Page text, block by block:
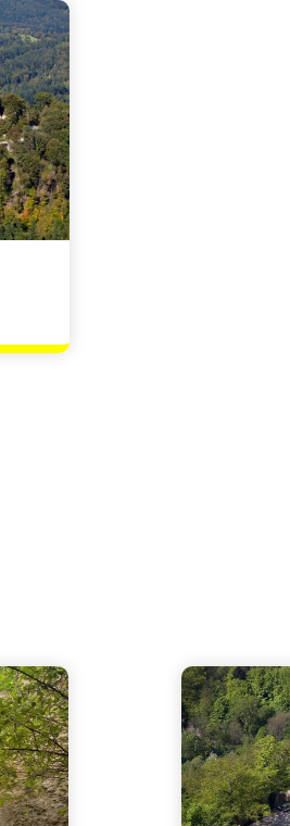
Stammsitz über Baden-
Burg Alt-